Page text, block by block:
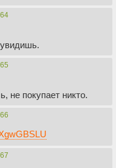
64
65
не покупает никто.
66
67